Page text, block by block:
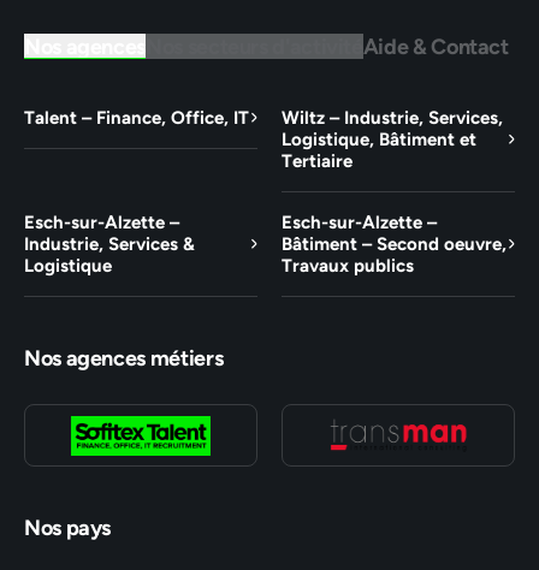
Aide & Contact
Talent – Finance, Office, IT
Wiltz – Industrie, Services,
Logistique, Bâtiment et
Tertiaire
Esch-sur-Alzette –
Industrie, Services &
Logistique
Esch-sur-Alzette –
Bâtiment – Second oeuvre,
Travaux publics
Nos agences métiers
Nos pays